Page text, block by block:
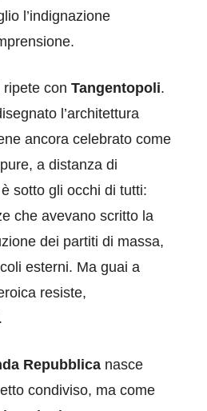
l’indignazione
con Tangentopoli.
l’architettura
ancora celebrato come
a distanza di
sotto gli occhi di tutti:
che avevano scritto la
dei partiti di massa,
esterni. Ma guai a
resiste,
Repubblica nasce
condiviso, ma come